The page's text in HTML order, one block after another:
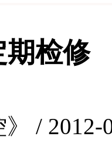
期检修
》 / 2012-